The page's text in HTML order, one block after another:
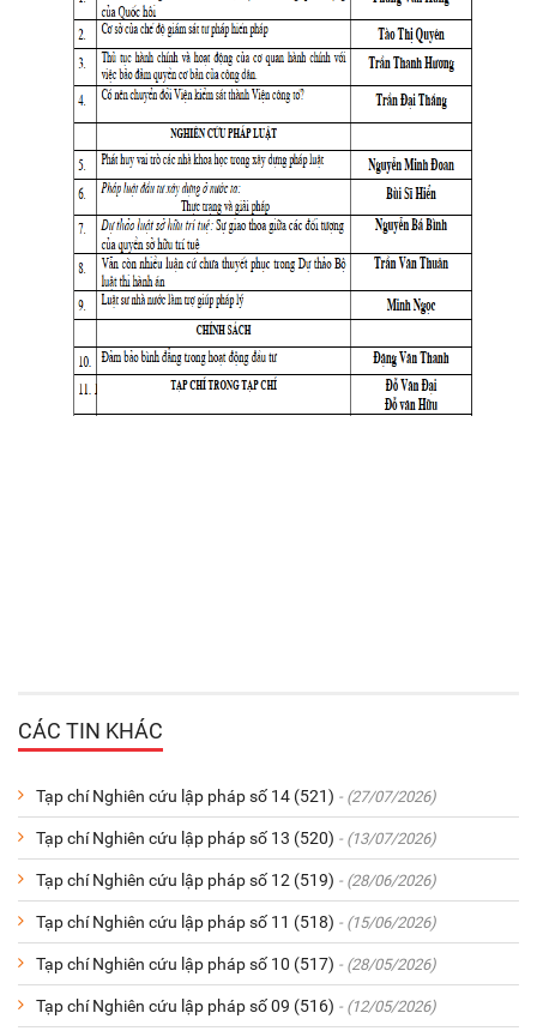
CÁC TIN KHÁC
Tạp chí Nghiên cứu lập pháp số 14 (521) - (27/07/2026)
Tạp chí Nghiên cứu lập pháp số 13 (520) - (13/07/2026)
Tạp chí Nghiên cứu lập pháp số 12 (519) - (28/06/2026)
Tạp chí Nghiên cứu lập pháp số 11 (518) - (15/06/2026)
Tạp chí Nghiên cứu lập pháp số 10 (517) - (28/05/2026)
Tạp chí Nghiên cứu lập pháp số 09 (516) - (12/05/2026)